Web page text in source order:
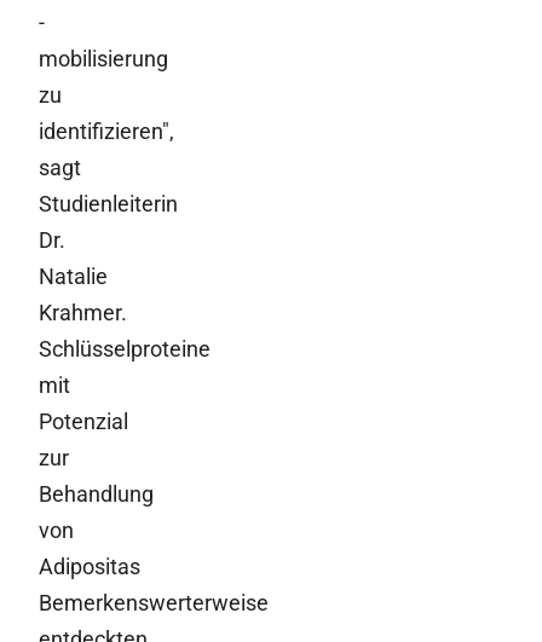
-
mobilisierung
zu
identifizieren",
sagt
Studienleiterin
Dr.
Natalie
Krahmer.
Schlüsselproteine
mit
Potenzial
zur
Behandlung
von
Adipositas
Bemerkenswerterweise